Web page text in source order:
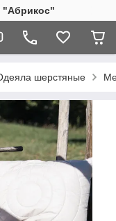
"Абрикос"
шерстяные